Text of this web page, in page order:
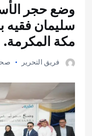
وضع حجر
سليمان
مكة المكرمة.
فريق التحرير